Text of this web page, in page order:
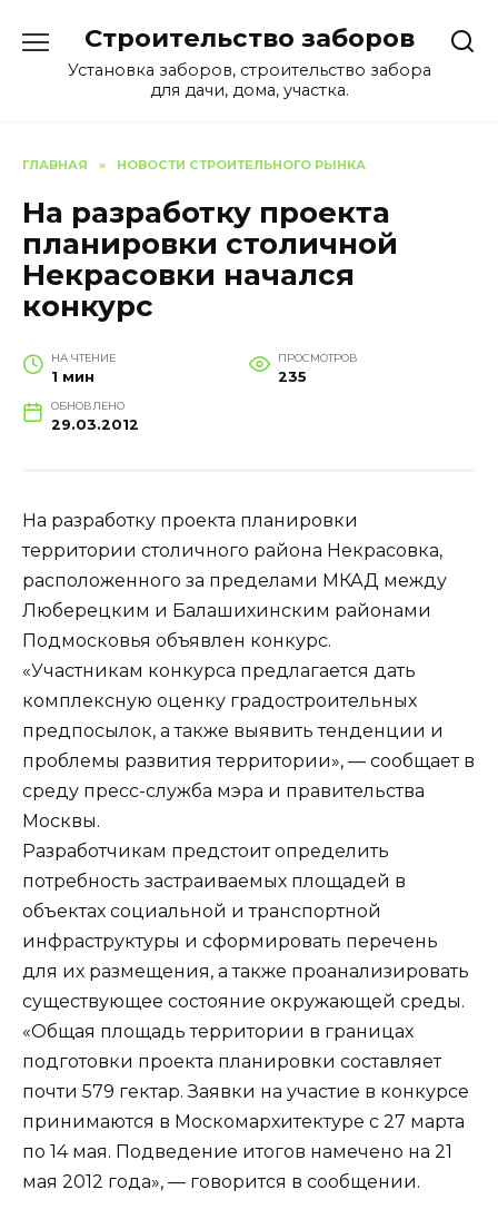
содержанию
Строительство заборов
Установка заборов, строительство забора
для дачи, дома, участка.
ГЛАВНАЯ » НОВОСТИ СТРОИТЕЛЬНОГО РЫНКА
На разработку проекта
планировки столичной
Некрасовки начался
конкурс
НА ЧТЕНИЕ
1 мин
ПРОСМОТРОВ
235
ОБНОВЛЕНО
29.03.2012
На разработку проекта планировки
территории столичного района Некрасовка,
расположенного за пределами МКАД между
Люберецким и Балашихинским районами
Подмосковья объявлен конкурс.
«Участникам конкурса предлагается дать
комплексную оценку градостроительных
предпосылок, а также выявить тенденции и
проблемы развития территории», — сообщает в
среду пресс-служба мэра и правительства
Москвы.
Разработчикам предстоит определить
потребность застраиваемых площадей в
объектах социальной и транспортной
инфраструктуры и сформировать перечень
для их размещения, а также проанализировать
существующее состояние окружающей среды.
«Общая площадь территории в границах
подготовки проекта планировки составляет
почти 579 гектар. Заявки на участие в конкурсе
принимаются в Москомархитектуре с 27 марта
по 14 мая. Подведение итогов намечено на 21
мая 2012 года», — говорится в сообщении.